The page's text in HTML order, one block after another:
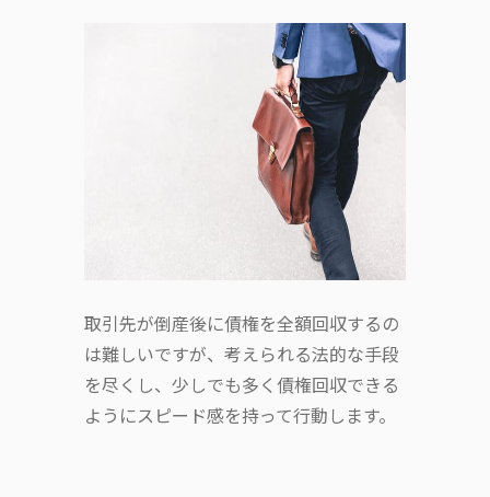
取引先が倒産後に債権を全額回収するの
は難しいですが、考えられる法的な手段
を尽くし、少しでも多く債権回収できる
ようにスピード感を持って行動します。